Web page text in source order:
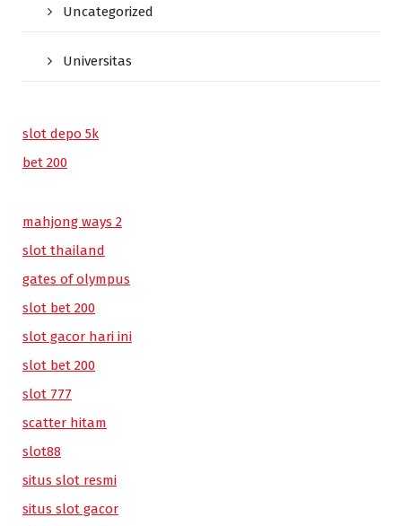
Uncategorized
Universitas
slot depo 5k
bet 200
mahjong ways 2
slot thailand
gates of olympus
slot bet 200
slot gacor hari ini
slot bet 200
slot 777
scatter hitam
slot88
situs slot resmi
situs slot gacor